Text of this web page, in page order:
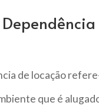
de locação
que é